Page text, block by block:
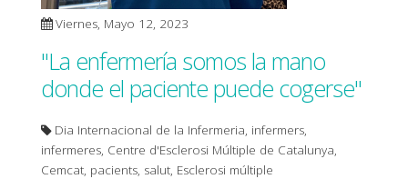
Viernes, Mayo 12, 2023
"La enfermería somos la mano
donde el paciente puede cogerse"
Dia Internacional de la Infermeria, infermers,
infermeres, Centre d'Esclerosi Múltiple de Catalunya,
Cemcat, pacients, salut, Esclerosi múltiple